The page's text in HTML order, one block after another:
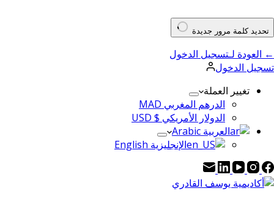
تحديد كلمة مرور جديدة
← العودة لـتسجيل الدخول
تسجيل الدخول
تغيير العملة
الدرهم المغربي MAD
الدولار الأمريكي $ USD
العربية Arabic
الإنجليزية English